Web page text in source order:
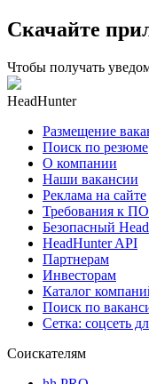
Скачайте
Чтобы получать
HeadHunter
Размещение
Поиск по резюме
О компании
Наши вакансии
Реклама на сайте
Требования к ПО
Безопасный
HeadHunter API
Партнерам
Инвесторам
Каталог
Поиск по
Сетка: соцсеть
Соискателям